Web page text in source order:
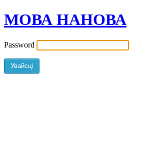
МОВА НАНОВА
Password